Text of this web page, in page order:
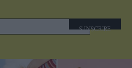
S'INSCRIRE